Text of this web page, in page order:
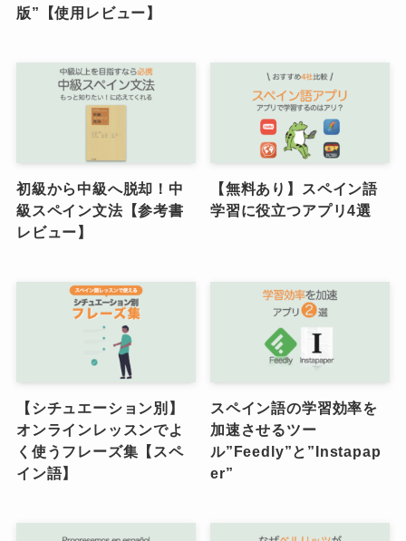
版”【使用レビュー】
初級から中級へ脱却！中
級スペイン文法【参考書
レビュー】
【無料あり】スペイン語
学習に役立つアプリ4選
【シチュエーション別】
オンラインレッスンでよ
く使うフレーズ集【スペ
イン語】
スペイン語の学習効率を
加速させるツー
ル”Feedly”と”Instapap
er”